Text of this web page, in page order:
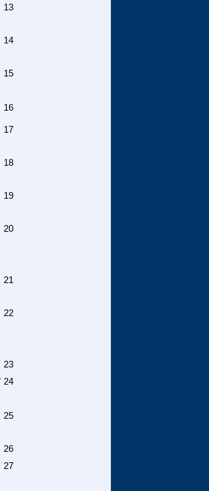
13
14
15
16
17
18
19
20
21
22
23
24
25
26
27